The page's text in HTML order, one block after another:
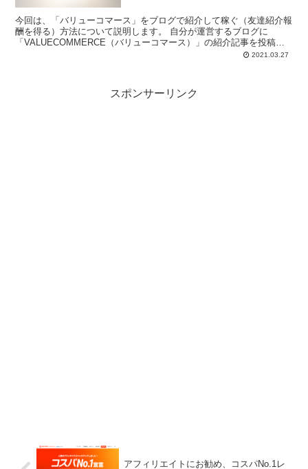
今回は、「バリューコマース」をブログで紹介して稼ぐ（友達紹介報
酬を得る）方法について説明します。 自分が運営するブログに
「VALUECOMMERCE（バリューコマース）」の紹介記事を投稿し
2021.03.27
スポンサーリンク
アフィリエイトにお勧め、コスパNo.1レ